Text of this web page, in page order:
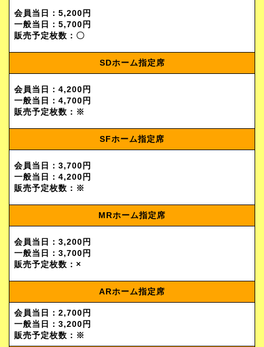
会員当日：5,200円
一般当日：5,700円
販売予定枚数： 〇
SDホーム指定席
会員当日：4,200円
一般当日：4,700円
販売予定枚数：※
SFホーム指定席
会員当日：3,700円
一般当日：4,200円
販売予定枚数：※
MRホーム指定席
会員当日：3,200円
一般当日：3,700円
販売予定枚数：×
ARホーム指定席
会員当日：2,700円
一般当日：3,200円
販売予定枚数：※